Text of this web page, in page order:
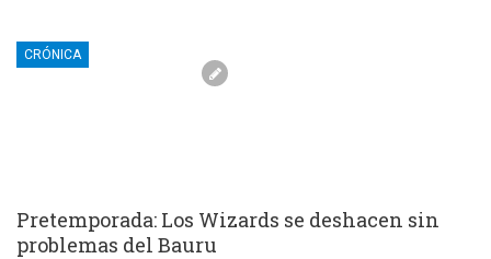
CRÓNICA
Pretemporada: Los Wizards se deshacen sin
problemas del Bauru